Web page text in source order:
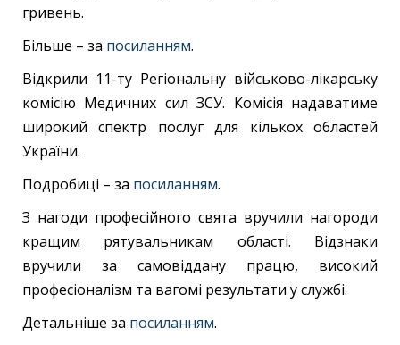
гривень.
Більше – за посиланням.
Відкрили 11-ту Регіональну військово-лікарську
комісію Медичних сил ЗСУ. Комісія надаватиме
широкий спектр послуг для кількох областей
України.
Подробиці – за посиланням.
З нагоди професійного свята вручили нагороди
кращим рятувальникам області. Відзнаки
вручили за самовіддану працю, високий
професіоналізм та вагомі результати у службі.
Детальніше за посиланням.